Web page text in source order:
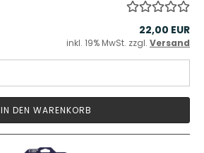
22,00 EUR
inkl. 19% MwSt. zzgl. Versand
IN DEN WARENKORB